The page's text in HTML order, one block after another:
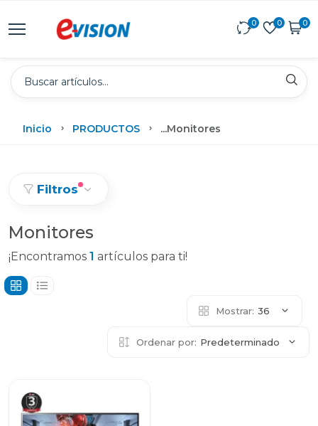
0 0 0
Inicio PRODUCTOS ...Monitores
Filtros
Monitores
¡Encontramos 1 artículos para ti!
Mostrar: 36
Ordenar por: Predeterminado